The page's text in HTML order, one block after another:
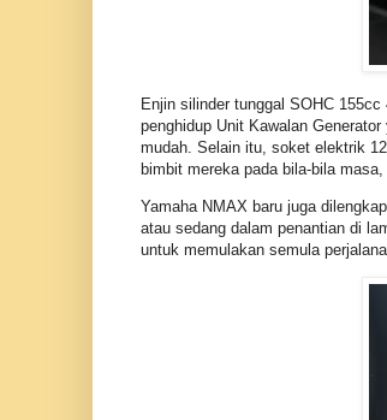
Enjin silinder tunggal SOHC
penghidup Unit Kawalan
mudah. Selain itu, soket elektrik
bimbit mereka pada bila-bila masa,
Yamaha NMAX baru juga
atau sedang dalam penantian di
untuk memulakan semula